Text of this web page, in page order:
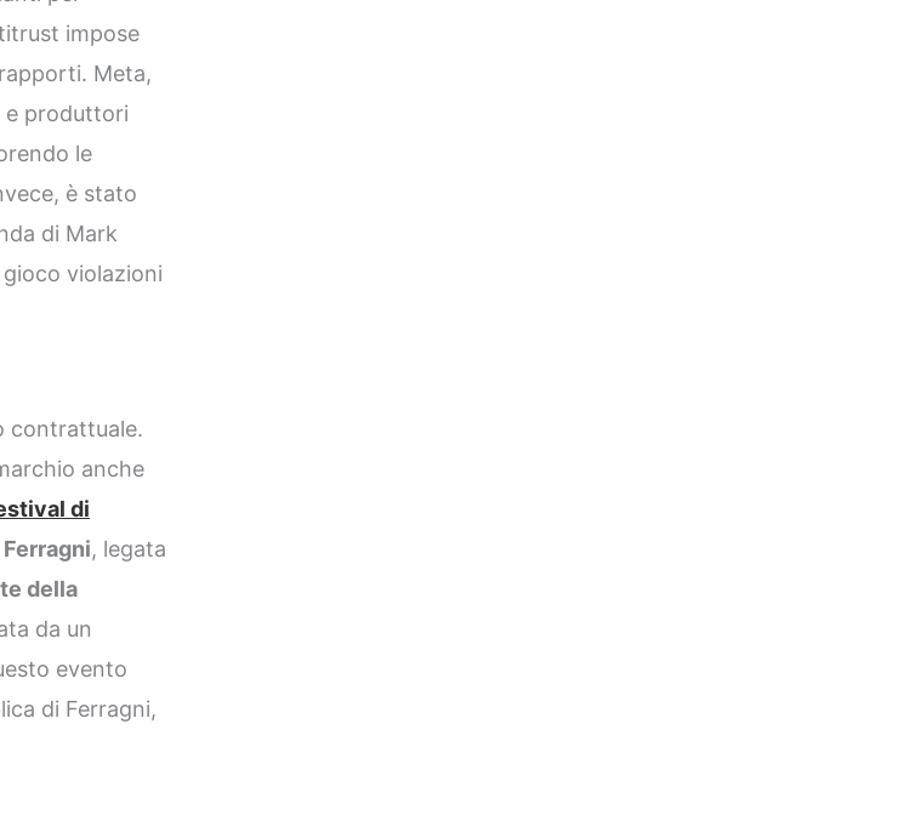
impose
Meta,
e produttori
le
è stato
di Mark
violazioni
contrattuale.
anche
di
, legata
della
da un
evento
di Ferragni,